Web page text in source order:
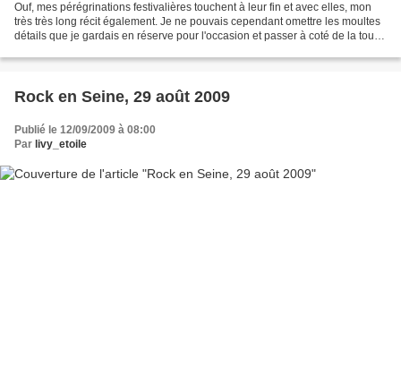
Ouf, mes pérégrinations festivalières touchent à leur fin et avec elles, mon
très très long récit également. Je ne pouvais cependant omettre les moultes
détails que je gardais en réserve pour l'occasion et passer à coté de la toute
Rock en Seine, 29 août 2009
Publié le 12/09/2009 à 08:00
Par livy_etoile